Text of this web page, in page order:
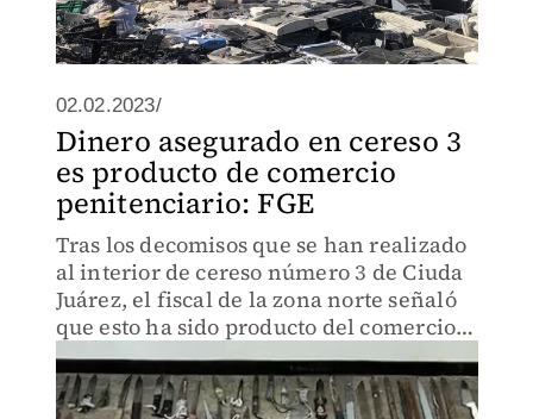
02.02.2023/
Dinero asegurado en cereso 3
es producto de comercio
penitenciario: FGE
Tras los decomisos que se han realizado
al interior de cereso número 3 de Ciuda
Juárez, el fiscal de la zona norte señaló
que esto ha sido producto del comercio
penitenciario, es decir, de la venta de
artículos de limpieza, refrescos entre
otras cosa